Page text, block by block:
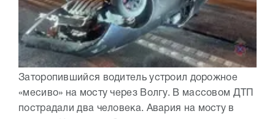
Заторопившийся водитель устроил дорожное
«месиво» на мосту через Волгу. В массовом ДТП
пострадали два человека. Авария на мосту в